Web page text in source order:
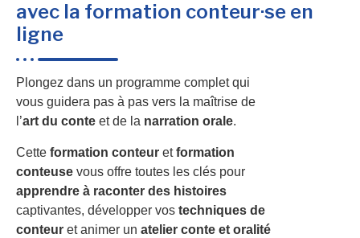
avec la formation conteur·se en
ligne
Plongez dans un programme complet qui
vous guidera pas à pas vers la maîtrise de
l’art du conte et de la narration orale.
Cette formation conteur etformation
conteuse vous offre toutes les clés pour
apprendre à raconter des histoires
captivantes, développer vos techniques de
conteur et animer un atelier conte et oralité